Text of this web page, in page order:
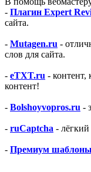
- Плагин Expert
сайта.
- Mutagen.ru -
слов для сайта.
- eTXT.ru -
контент!
- Bolshoyvopros.ru -
- ruCaptcha - лёгкий
- Премиум шаблоны